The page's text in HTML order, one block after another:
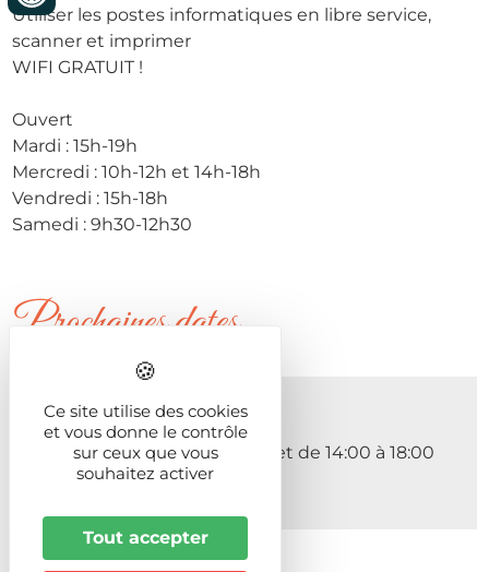
Utiliser les postes informatiques en libre service,
scanner et imprimer
WIFI GRATUIT !
Ouvert
Mardi : 15h-19h
Mercredi : 10h-12h et 14h-18h
Vendredi : 15h-18h
Samedi : 9h30-12h30
Prochaines dates
Le Samedi de 09:30 à 12:30
Le Mercredi de 10:00 à 12:00 et de 14:00 à 18:00
Le Vendredi de 15:00 à 18:00
Ce site utilise des cookies
et vous donne le contrôle
sur ceux que vous
souhaitez activer
Tout accepter